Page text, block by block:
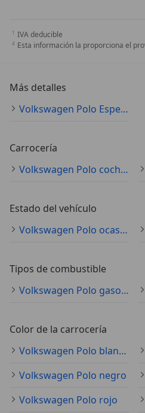
IVA deducible
Esta información la proporciona el
Más detalles
Volkswagen Polo Especificaciones técnicas
Carrocería
Volkswagen Polo coche pequeño
Estado del vehículo
Volkswagen Polo ocasión
Tipos de combustible
Volkswagen Polo gasolina
Color de la carrocería
Volkswagen Polo blanco
Volkswagen Polo negro
Volkswagen Polo rojo